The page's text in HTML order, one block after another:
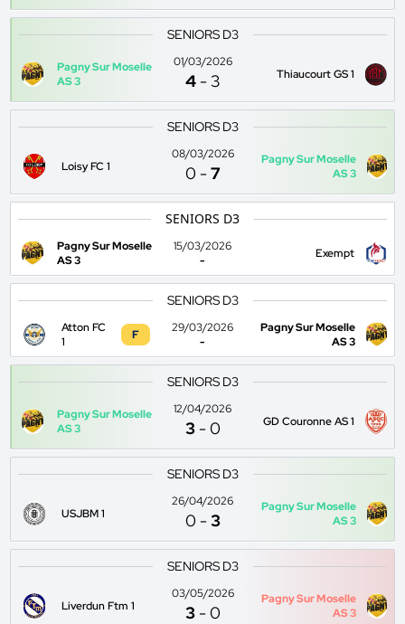
SENIORS D3
Pagny Sur Moselle
AS 3
01/03/2026
4 - 3 Thiaucourt GS 1
SENIORS D3
Loisy FC 1
08/03/2026
0 -7
Pagny Sur Moselle
AS 3
SENIORS D3
Pagny Sur Moselle
AS 3
15/03/2026
-
Exempt
SENIORS D3
Atton FC
1
F
29/03/2026
-
Pagny Sur Moselle
AS 3
SENIORS D3
Pagny Sur Moselle
AS 3
12/04/2026
3 -0 GD Couronne AS 1
SENIORS D3
USJBM 1
26/04/2026
0 -3
Pagny Sur Moselle
AS 3
SENIORS D3
Liverdun Ftm 1
03/05/2026
3 -0
Pagny Sur Moselle
AS 3